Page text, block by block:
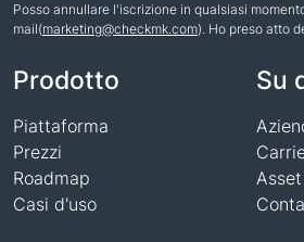
Posso annullare l'iscrizione in qualsiasi
mail(marketing@checkmk.com). Ho preso atto
Prodotto
Piattaforma
Prezzi
Roadmap
Casi d'uso
Su